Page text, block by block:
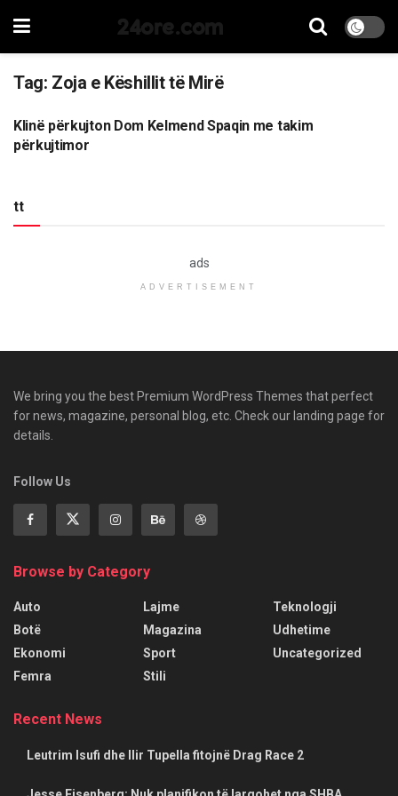
24ore.com
Tag: Zoja e Këshillit të Mirë
LAJME
Klinë përkujton Dom Kelmend Spaqin me takim
përkujtimor
tt
ads
ADVERTISEMENT
We bring you the best Premium WordPress Themes that perfect
for news, magazine, personal blog, etc. Check our landing page for
details.
Follow Us
Browse by Category
Auto
Botë
Ekonomi
Femra
Lajme
Magazina
Sport
Stili
Teknologji
Udhetime
Uncategorized
Recent News
Leutrim Isufi dhe Ilir Tupella fitojnë Drag Race 2